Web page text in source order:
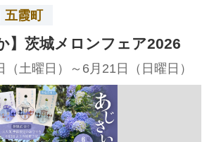
五霞町
】茨城メロンフェア2026
（土曜日）～6月21日（日曜日）